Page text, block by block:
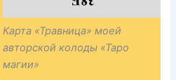
Карта «Травница» моей
авторской колоды «Таро
магии»